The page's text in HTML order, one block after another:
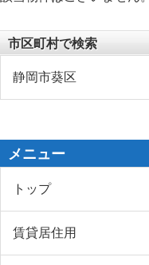
市区町村で検索
静岡市葵区
メニュー
トップ
賃貸居住用